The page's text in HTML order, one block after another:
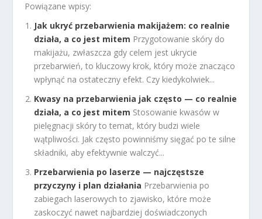
Powiązane wpisy:
Jak ukryć przebarwienia makijażem: co realnie
działa, a co jest mitem Przygotowanie skóry do
makijażu, zwłaszcza gdy celem jest ukrycie
przebarwień, to kluczowy krok, który może znacząco
wpłynąć na ostateczny efekt. Czy kiedykolwiek...
Kwasy na przebarwienia jak często — co realnie
działa, a co jest mitem Stosowanie kwasów w
pielęgnacji skóry to temat, który budzi wiele
wątpliwości. Jak często powinniśmy sięgać po te silne
składniki, aby efektywnie walczyć...
Przebarwienia po laserze — najczęstsze
przyczyny i plan działania Przebarwienia po
zabiegach laserowych to zjawisko, które może
zaskoczyć nawet najbardziej doświadczonych